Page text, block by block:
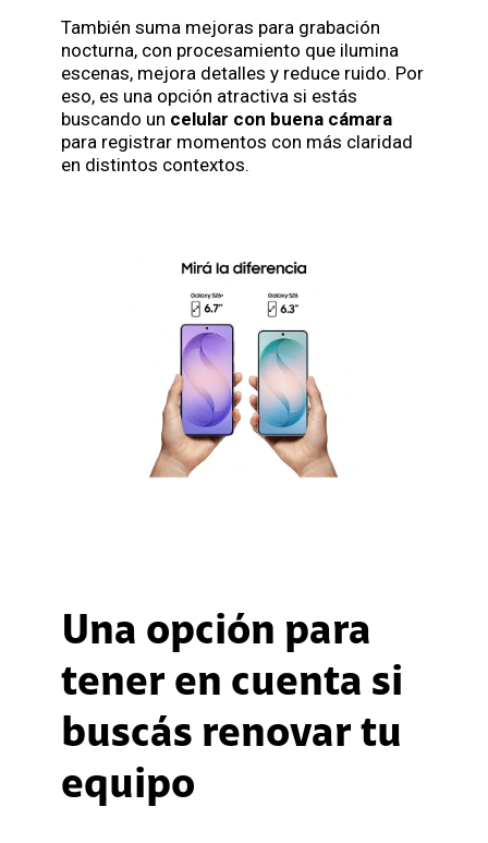
También suma mejoras para grabación
nocturna, con procesamiento que ilumina
escenas, mejora detalles y reduce ruido. Por
eso, es una opción atractiva si estás
buscando un celular con buena cámara
para registrar momentos con más claridad
en distintos contextos.
Una opción para
tener en cuenta si
buscás renovar tu
equipo